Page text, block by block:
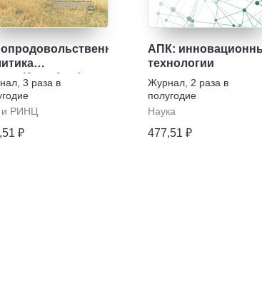
Agro-food
in Russia
, 3 раза в
и РИНЦ
₽
АПК:
технологии
Журнал, 2 раза в
полугодие
Наука
477,51 ₽